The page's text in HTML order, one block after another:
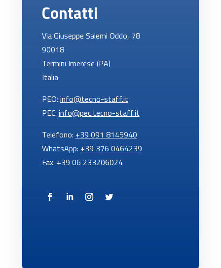
Contatti
Via Giuseppe Salemi Oddo, 78
90018
Termini Imerese (PA)
Italia
PEO: info@tecno-staff.it
PEC: info@pec.tecno-staff.it
Telefono: +39 091 8145940
WhatsApp: +39 376 0464239
Fax: +39 06 233206024